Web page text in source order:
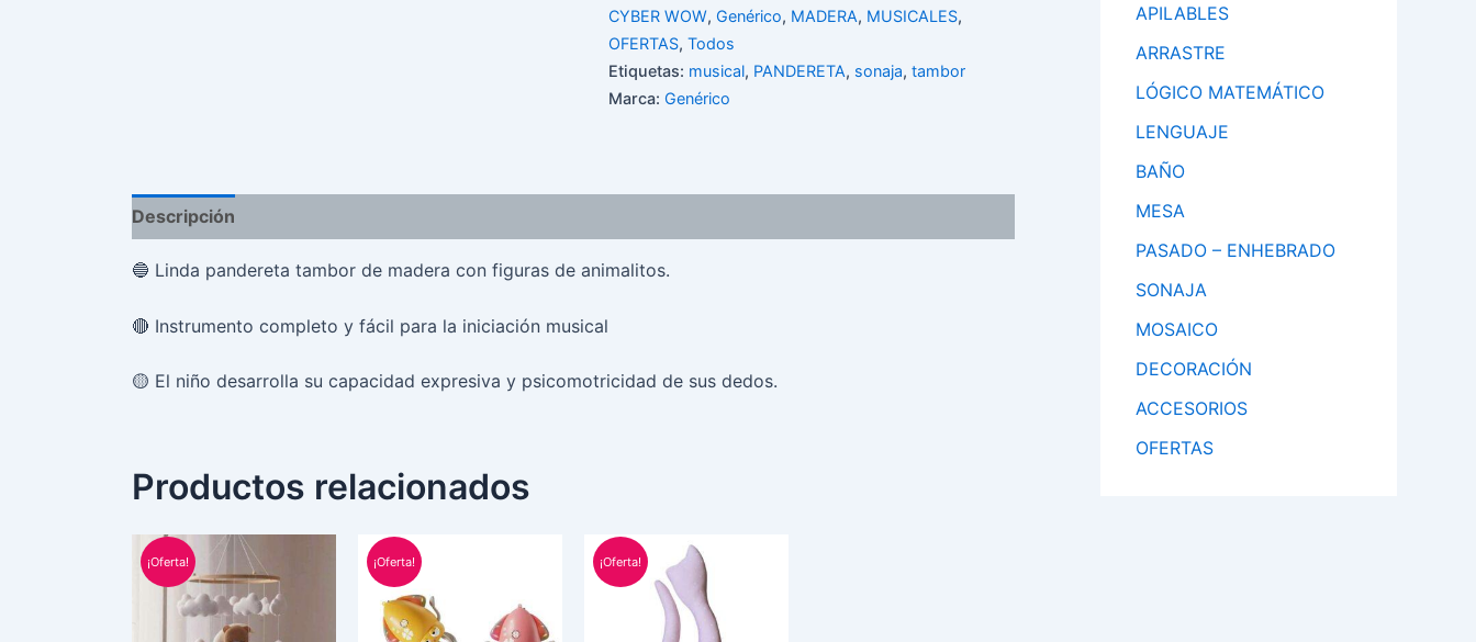
CYBER WOW,Genérico, MADERA, MUSICALES,
OFERTAS,Todos
Etiquetas: musical, PANDERETA, sonaja,tambor
Marca:Genérico
Descripción
🔵 Linda pandereta tambor de madera con figuras de animalitos.
🔴 Instrumento completo y fácil para la iniciación musical
🟡 El niño desarrolla su capacidad expresiva y psicomotricidad de sus dedos.
Productos relacionados
¡Oferta!
El
precio
original
era:
S/ 90.00.
¡Oferta!
S/ 75.00. S/ 55.00.
¡Oferta!
El
precio
original
era:
S/ 50.00.
APILABLES
ARRASTRE
LÓGICO MATEMÁTICO
LENGUAJE
BAÑO
MESA
PASADO – ENHEBRADO
SONAJA
MOSAICO
DECORACIÓN
ACCESORIOS
OFERTAS